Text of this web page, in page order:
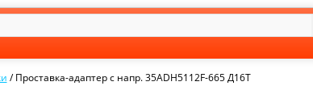
/Проставка-адаптер с напр. 35ADH5112F-665 Д16Т